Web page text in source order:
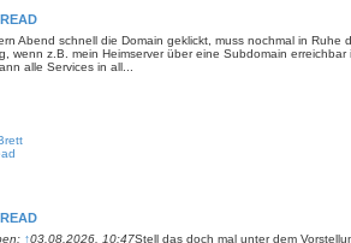
Abend schnell die Domain geklickt, muss nochmal in
wenn z.B. mein Heimserver über eine Subdomain
alle Services in all...
↑03.08.2026, 10:47Stell das doch mal unter dem